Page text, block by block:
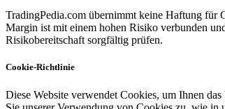
TradingPedia.com übernimmt keine Haftung für
Margin ist mit einem hohen Risiko verbunden
Risikobereitschaft sorgfältig prüfen.
Cookie-Richtlinie
Diese Website verwendet Cookies, um Ihnen